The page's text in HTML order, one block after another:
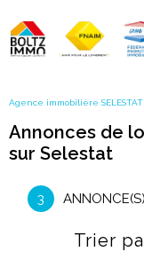
Agence immobilière SELESTAT
Annonces de
sur Selestat
3
Trier